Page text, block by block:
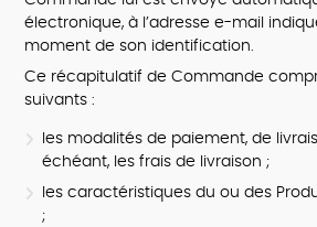
électronique, à l’adresse e-mail
moment de son identification.
Ce récapitulatif de Commande
suivants :
les modalités de paiement, de
échéant, les frais de livraison ;
les caractéristiques du ou des
;